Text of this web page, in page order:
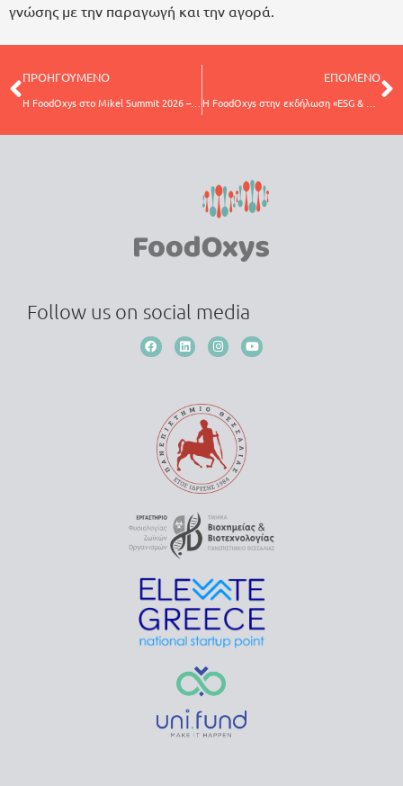
γνώσης με την παραγωγή και την αγορά.
ΠΡΟΗΓΟΥΜΕΝΟ
Η FoodOxys στο Mikel Summit 2026 – Επαναπροσδιορίζοντας την αξία του καφέ μέσα από την επιστήμη
ΕΠΟΜΕΝΟ
Follow us on social media